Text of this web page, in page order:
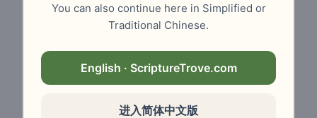
You can also continue here in Simplified or
Traditional Chinese.
English · ScriptureTrove.com
进入简体中文版